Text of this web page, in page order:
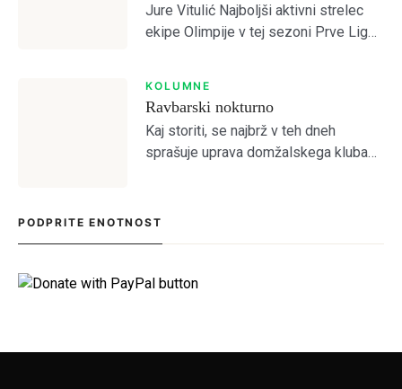
Jure Vitulić Najboljši aktivni strelec
ekipe Olimpije v tej sezoni Prve Lige
KOLUMNE
Ravbarski nokturno
Kaj storiti, se najbrž v teh dneh
sprašuje uprava domžalskega kluba
zelo zanima tamkajšnje sicer
PODPRITE ENOTNOST